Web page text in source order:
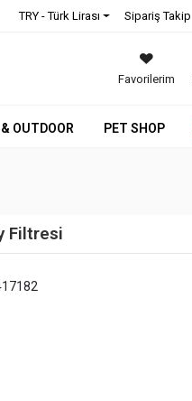
TRY - Türk Lirası Sipariş Takip
Favorilerim
OUTDOOR PET SHOP
Filtresi